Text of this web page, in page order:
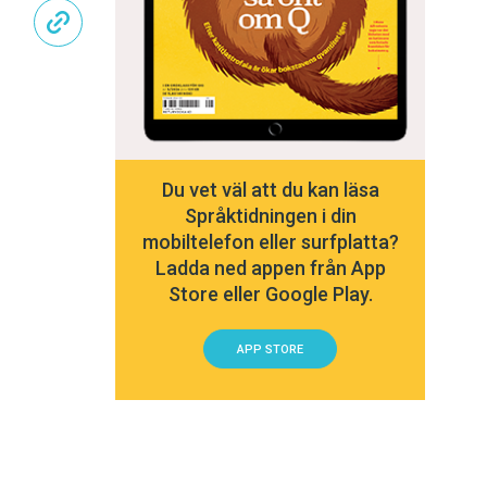
Du vet väl att du kan läsa
Språktidningen i din
mobiltelefon eller surfplatta?
Ladda ned appen från App
Store eller Google Play.
APP STORE